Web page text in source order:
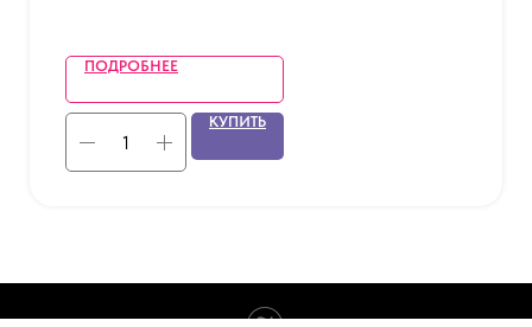
ПОДРОБНЕЕ
КУПИТЬ